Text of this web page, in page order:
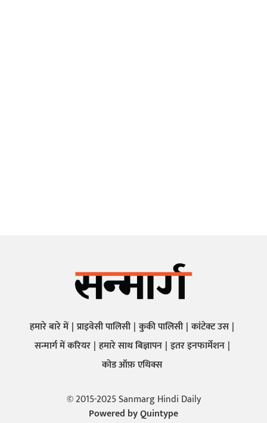
हमारे बारे में प्राइवेसी पालिसी कुकी पालिसी कांटेक्ट उस
सन्मार्ग में करियर हमारे साथ बिज्ञापन इतर इनफार्मेशन
कोड ऑफ़ एथिक्स
© 2015-2025 Sanmarg Hindi Daily
Powered byQuintype